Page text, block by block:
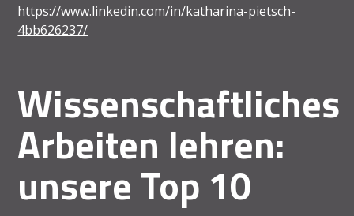
https://www.linkedin.com/in/katharina-pietsch-
4bb626237/
Wissenschaftliches
Arbeiten lehren:
unsere Top 10